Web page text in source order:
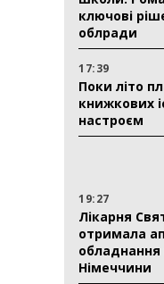
ключові
облради
17:39
Поки літо
книжкових
настроєм
19:27
Лікарня
отримала
обладнання
Німеччини